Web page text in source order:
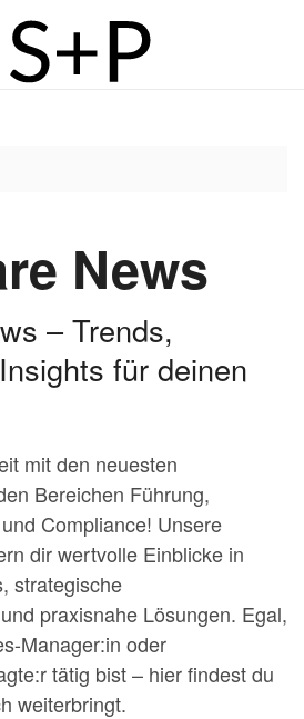
News
– Trends,
für deinen
mit den neuesten
Bereichen Führung,
Compliance! Unsere
dir wertvolle Einblicke in
strategische
praxisnahe Lösungen. Egal,
Manager:in oder
tätig bist – hier findest du
weiterbringt.